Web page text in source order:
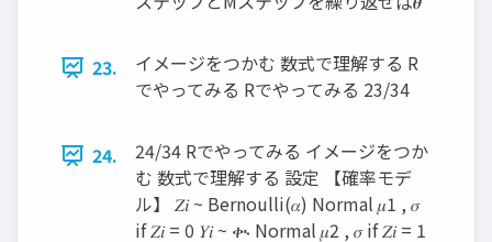
23.
イメージをつかむ 数式で理解する R
でやってみる Rでやってみる 23/34
24.
24/34 Rでやってみる イメージをつか
む 数式で理解する 設定 【確率モデ
ル】 𝑍𝑖 ~ Bernoulli(𝛼) Normal 𝜇1 , 𝜎
if 𝑍𝑖 = 0 𝑌𝑖 ~ ቊ Normal 𝜇2 , 𝜎 if 𝑍𝑖 = 1